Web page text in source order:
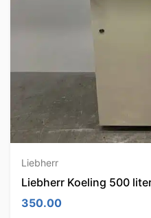
Liebherr
Liebherr Koeling 500
350.00